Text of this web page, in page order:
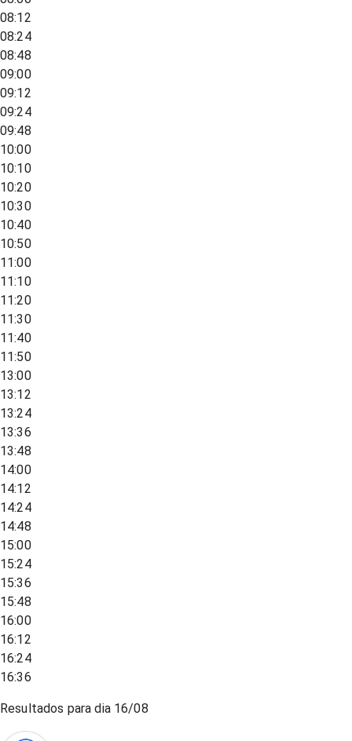
08:12
08:24
08:48
09:00
09:12
09:24
09:48
10:00
10:10
10:20
10:30
10:40
10:50
11:00
11:10
11:20
11:30
11:40
11:50
13:00
13:12
13:24
13:36
13:48
14:00
14:12
14:24
14:48
15:00
15:24
15:36
15:48
16:00
16:12
16:24
16:36
Resultados para dia 16/08